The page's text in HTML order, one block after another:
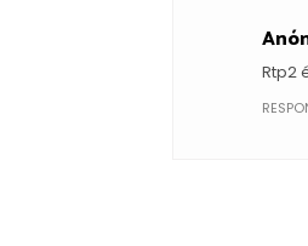
Rtp2